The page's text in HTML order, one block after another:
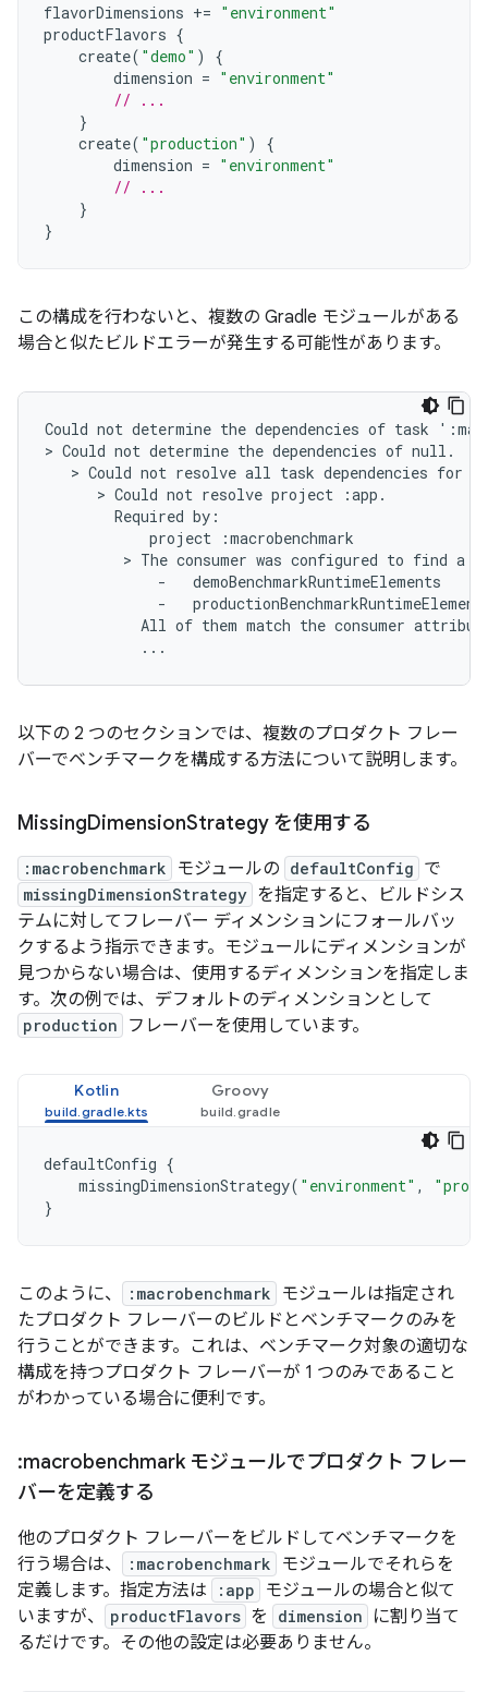
flavorDimensions += "environment"
productFlavors {
create( "demo" )
{
dimension = "environment"
// ...
}
create( "production" )
{
dimension = "environment"
// ...
}
}
この構成を行わないと、複数の Gradle モジュールがある
場合と似たビルドエラーが発生する可能性があります。
Could not determine the dependencies of task
> Could not determine the dependencies of null.
> Could not resolve all task dependencies for
      > Could not resolve project :app.
        Required by:
            project :macrobenchmark
> The consumer was configured to find a
             -   demoBenchmarkRuntimeElements
-
All of them match the consumer
以下の 2 つのセクションでは、複数のプロダクト フレー
バーでベンチマークを構成する方法について説明します。
MissingDimensionStrategy を使用する
:macrobenchmark モジュールの defaultConfig で
missingDimensionStrategy を指定すると、ビルドシス
テムに対してフレーバー ディメンションにフォールバッ
クするよう指示できます。モジュールにディメンションが
見つからない場合は、使用するディメンションを指定しま
す。次の例では、デフォルトのディメンションとして
production フレーバーを使用しています。
Kotlin Groovy
defaultConfig {
missingDimensionStrategy( "environment" ,
}
このように、 :macrobenchmark
モジュールは指定され
たプロダクト フレーバーのビルドとベンチマークのみを
行うことができます。これは、ベンチマーク対象の適切な
構成を持つプロダクト フレーバーが 1 つのみであること
がわかっている場合に便利です。
:macrobenchmark モジュールでプロダクト フレー
バーを定義する
他のプロダクト フレーバーをビルドしてベンチマークを
行う場合は、
:macrobenchmark
モジュールでそれらを
定義します。指定方法は
:app
モジュールの場合と似て
いますが、
productFlavors を dimension
に割り当て
るだけです。その他の設定は必要ありません。